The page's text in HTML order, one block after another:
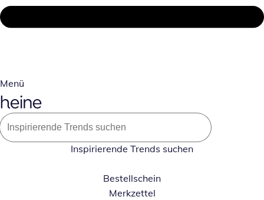
Menü
Inspirierende Trends suchen
Bestellschein
Merkzettel